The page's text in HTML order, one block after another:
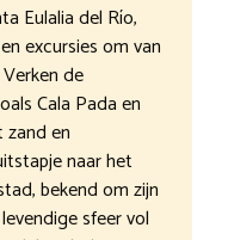
Eulalia del Río,
excursies om van
de
Cala Pada en
en
naar het
bekend om zijn
sfeer vol